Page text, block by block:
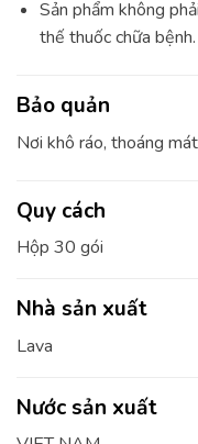
Sản phẩm không
thế thuốc chữa bệnh.
Bảo quản
Nơi khô ráo, thoáng
Quy cách
Hộp 30 gói
Nhà sản xuất
Lava
Nước sản xuất